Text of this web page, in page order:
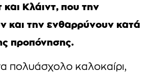
Κλάιντ, που την
και την ενθαρρύνουν κατά
προπόνησης.
πολυάσχολο καλοκαίρι,